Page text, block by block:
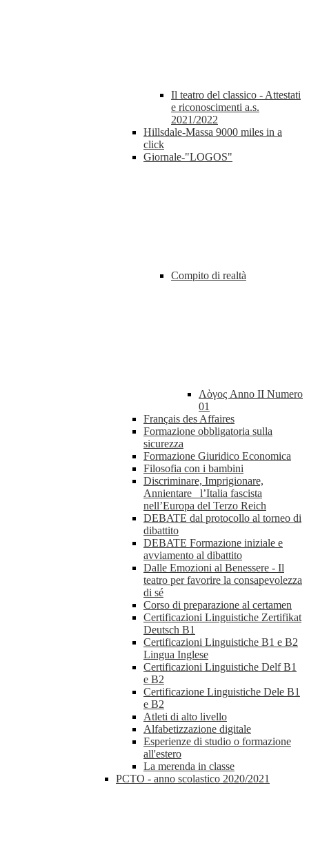
Il teatro del classico - Attestati
e riconoscimenti a.s.
2021/2022
Hillsdale-Massa 9000 miles in a
click
Giornale-"LOGOS"
Compito di realtà
Λὸγος Anno II Numero
01
Français des Affaires
Formazione obbligatoria sulla
sicurezza
Formazione Giuridico Economica
Filosofia con i bambini
Discriminare, Imprigionare,
Annientare_ l’Italia fascista
nell’Europa del Terzo Reich
DEBATE dal protocollo al torneo di
dibattito
DEBATE Formazione iniziale e
avviamento al dibattito
Dalle Emozioni al Benessere - Il
teatro per favorire la consapevolezza
di sé
Corso di preparazione al certamen
Certificazioni Linguistiche Zertifikat
Deutsch B1
Certificazioni Linguistiche B1 e B2
Lingua Inglese
Certificazioni Linguistiche Delf B1
e B2
Certificazione Linguistiche Dele B1
e B2
Atleti di alto livello
Alfabetizzazione digitale
Esperienze di studio o formazione
all'estero
La merenda in classe
PCTO - anno scolastico 2020/2021